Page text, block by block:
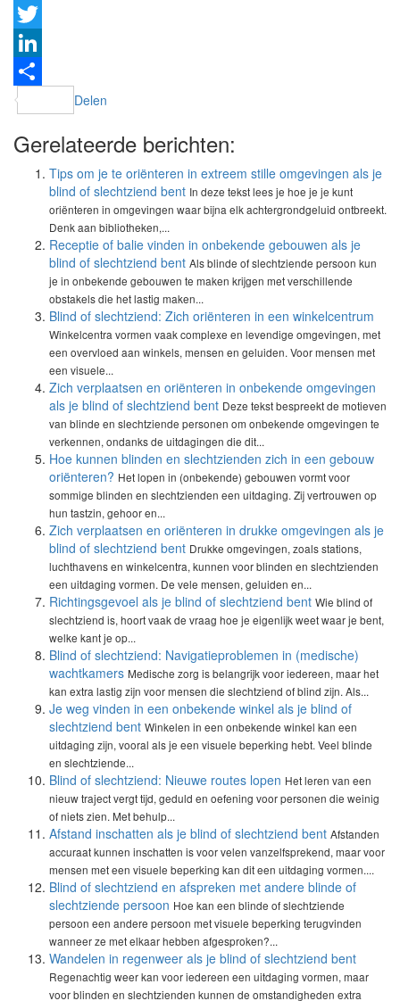
Facebook
Twitter
LinkedIn
Delen
Gerelateerde berichten:
Tips om je te oriënteren in extreem stille omgevingen als je
blind of slechtziend bent In deze tekst lees je hoe je je kunt
oriënteren in omgevingen waar bijna elk achtergrondgeluid ontbreekt.
Denk aan bibliotheken,...
Receptie of balie vinden in onbekende gebouwen als je
blind of slechtziend bent Als blinde of slechtziende persoon kun
je in onbekende gebouwen te maken krijgen met verschillende
obstakels die het lastig maken...
Blind of slechtziend: Zich oriënteren in een winkelcentrum
Winkelcentra vormen vaak complexe en levendige omgevingen, met
een overvloed aan winkels, mensen en geluiden. Voor mensen met
een visuele...
Zich verplaatsen en oriënteren in onbekende omgevingen
als je blind of slechtziend bent Deze tekst bespreekt de motieven
van blinde en slechtziende personen om onbekende omgevingen te
verkennen, ondanks de uitdagingen die dit...
Hoe kunnen blinden en slechtzienden zich in een gebouw
oriënteren? Het lopen in (onbekende) gebouwen vormt voor
sommige blinden en slechtzienden een uitdaging. Zij vertrouwen op
hun tastzin, gehoor en...
Zich verplaatsen en oriënteren in drukke omgevingen als je
blind of slechtziend bent Drukke omgevingen, zoals stations,
luchthavens en winkelcentra, kunnen voor blinden en slechtzienden
een uitdaging vormen. De vele mensen, geluiden en...
Richtingsgevoel als je blind of slechtziend bent Wie blind of
slechtziend is, hoort vaak de vraag hoe je eigenlijk weet waar je bent,
welke kant je op...
Blind of slechtziend: Navigatieproblemen in (medische)
wachtkamers Medische zorg is belangrijk voor iedereen, maar het
kan extra lastig zijn voor mensen die slechtziend of blind zijn. Als...
Je weg vinden in een onbekende winkel als je blind of
slechtziend bent Winkelen in een onbekende winkel kan een
uitdaging zijn, vooral als je een visuele beperking hebt. Veel blinde
en slechtziende...
Blind of slechtziend: Nieuwe routes lopen Het leren van een
nieuw traject vergt tijd, geduld en oefening voor personen die weinig
of niets zien. Met behulp...
Afstand inschatten als je blind of slechtziend bent Afstanden
accuraat kunnen inschatten is voor velen vanzelfsprekend, maar voor
mensen met een visuele beperking kan dit een uitdaging vormen....
Blind of slechtziend en afspreken met andere blinde of
slechtziende persoon Hoe kan een blinde of slechtziende
persoon een andere persoon met visuele beperking terugvinden
wanneer ze met elkaar hebben afgesproken?...
Wandelen in regenweer als je blind of slechtziend bent
Regenachtig weer kan voor iedereen een uitdaging vormen, maar
voor blinden en slechtzienden kunnen de omstandigheden extra